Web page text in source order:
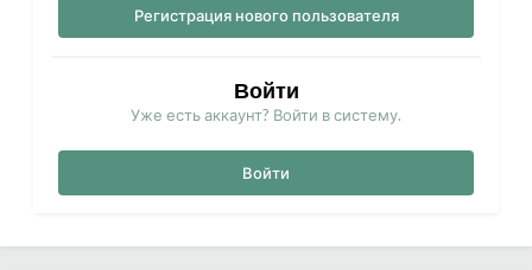
Регистрация нового пользователя
Войти
Уже есть аккаунт? Войти в систему.
Войти